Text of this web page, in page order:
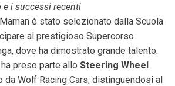
e i successi recenti
è stato selezionato dalla Scuola
al prestigioso Supercorso
dove ha dimostrato grande talento.
preso parte allo Steering Wheel
da Wolf Racing Cars, distinguendosi al